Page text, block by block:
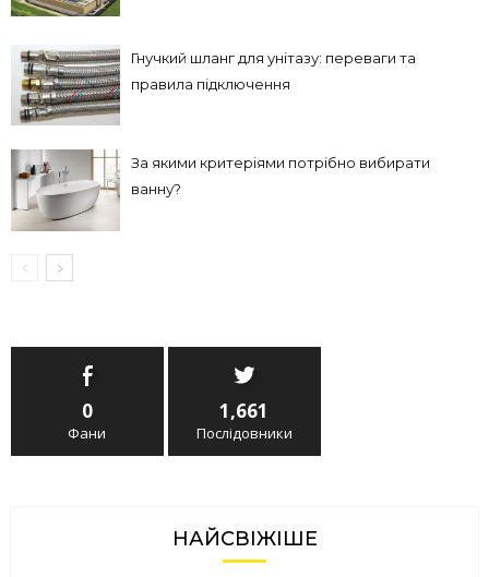
Гнучкий шланг для унітазу: переваги та
правила підключення
За якими критеріями потрібно вибирати
ванну?
0
Фани
1,661
Послідовники
НАЙСВІЖІШЕ